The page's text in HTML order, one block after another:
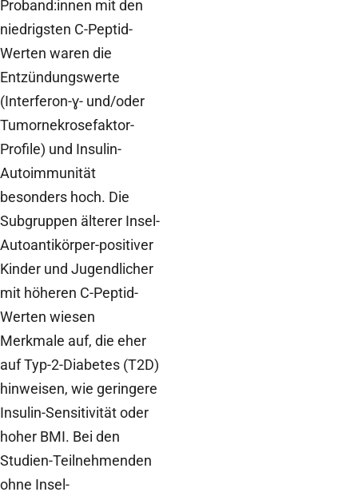
Proband:innen mit den
niedrigsten C-Peptid-
Werten waren die
Entzündungswerte
(Interferon-ɣ- und/oder
Tumornekrosefaktor-
Profile) und Insulin-
Autoimmunität
besonders hoch. Die
Subgruppen älterer Insel-
Autoantikörper-positiver
Kinder und Jugendlicher
mit höheren C-Peptid-
Werten wiesen
Merkmale auf, die eher
auf Typ-2-Diabetes (T2D)
hinweisen, wie geringere
Insulin-Sensitivität oder
hoher BMI. Bei den
Studien-Teilnehmenden
ohne Insel-